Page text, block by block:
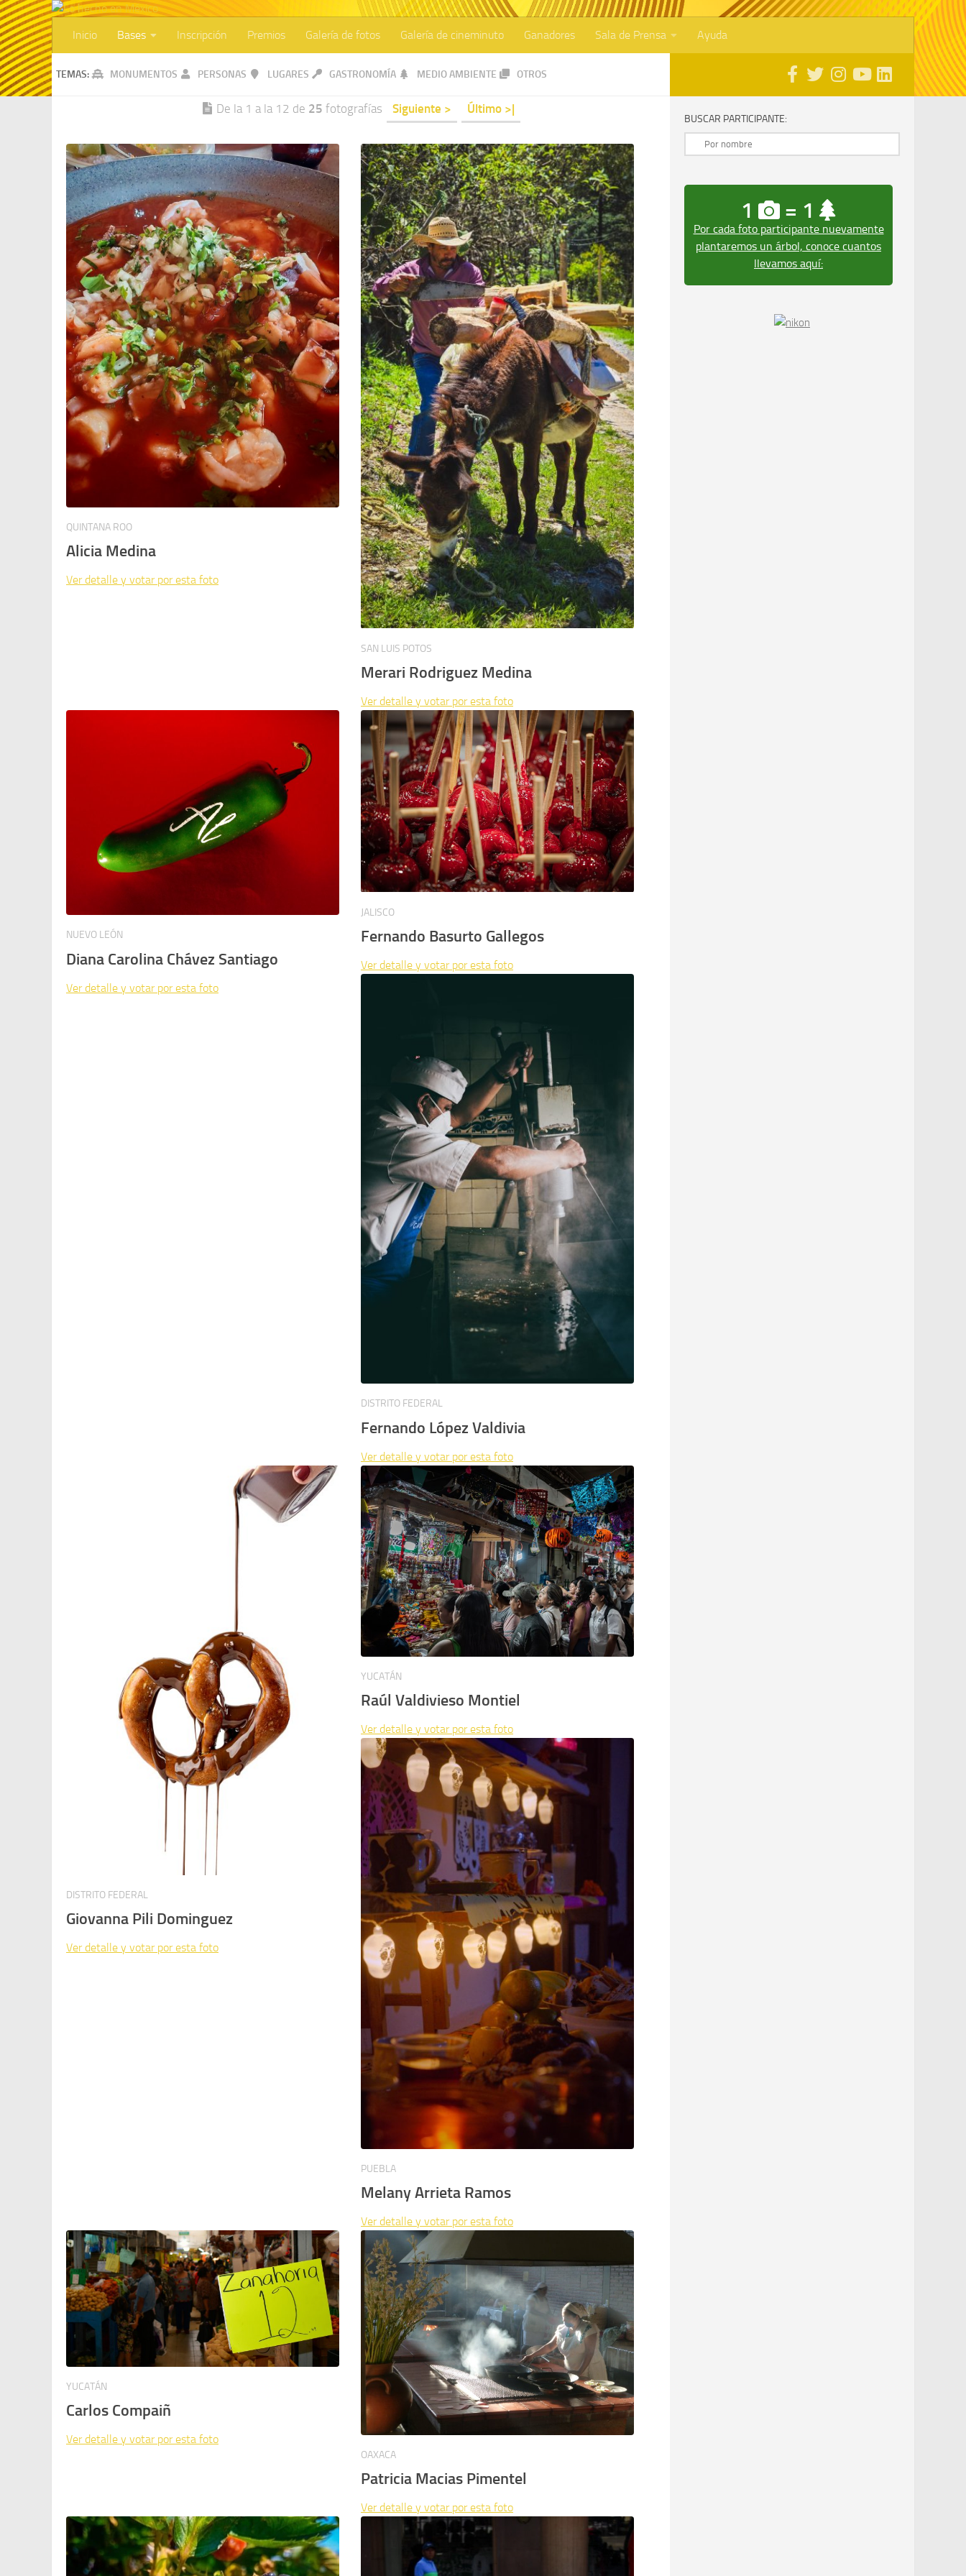
Inicio Bases Inscripción Premios Galería de fotos Galería de cineminuto Ganadores Sala de Prensa Ayuda
TEMAS: MONUMENTOS PERSONAS LUGARES GASTRONOMÍA MEDIO AMBIENTE OTROS
De la 1 a la 12 de 25 fotografías Siguiente > Último >|
QUINTANA ROO
Alicia Medina
Ver detalle y votar por esta foto
SAN LUIS POTOS
Merari Rodriguez Medina
Ver detalle y votar por esta foto
NUEVO LEÓN
Diana Carolina Chávez Santiago
Ver detalle y votar por esta foto
JALISCO
Fernando Basurto Gallegos
Ver detalle y votar por esta foto
DISTRITO FEDERAL
Fernando López Valdivia
Ver detalle y votar por esta foto
DISTRITO FEDERAL
Giovanna Pili Dominguez
Ver detalle y votar por esta foto
YUCATÁN
Raúl Valdivieso Montiel
Ver detalle y votar por esta foto
PUEBLA
Melany Arrieta Ramos
Ver detalle y votar por esta foto
YUCATÁN
Carlos Compaiñ
Ver detalle y votar por esta foto
OAXACA
Patricia Macias Pimentel
Ver detalle y votar por esta foto
BUSCAR PARTICIPANTE:
1 = 1
Por cada foto participante nuevamente
plantaremos un árbol, conoce cuantos
llevamos aquí: